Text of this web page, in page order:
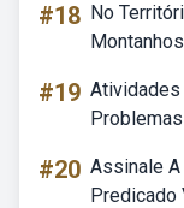
#18 No
#19 Atividades
#20 Assinale A
Predicado